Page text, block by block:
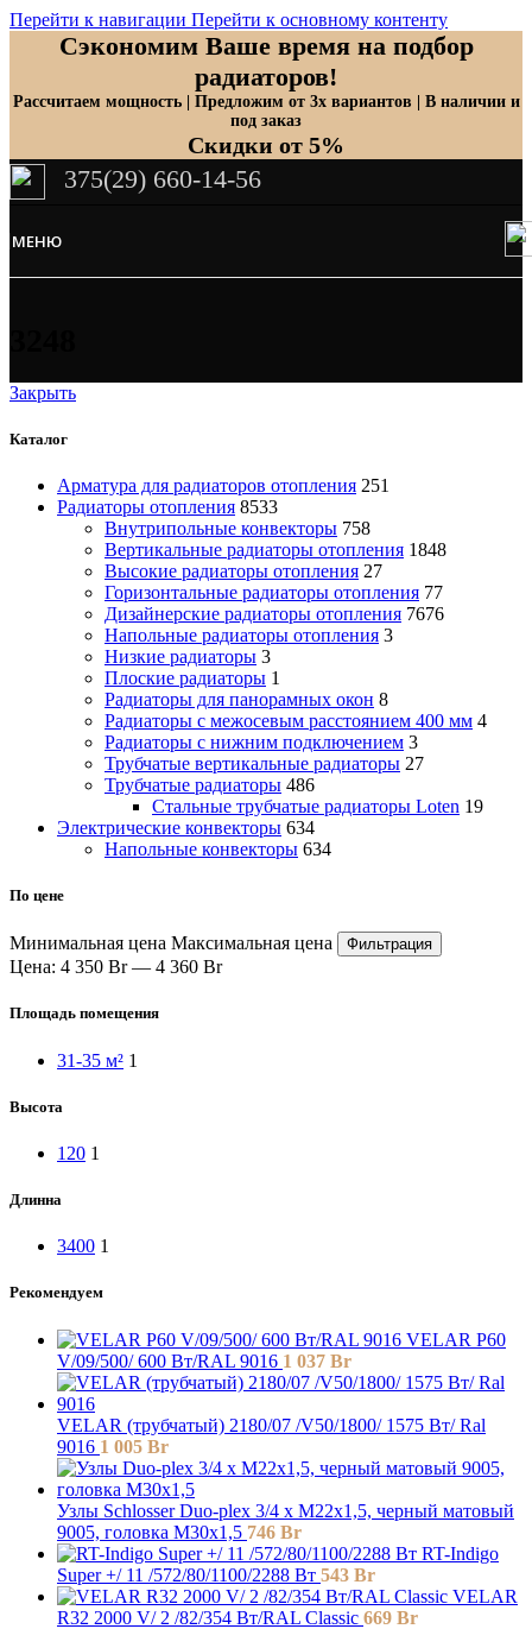
Перейти к навигации Перейти к основному контенту
Сэкономим Ваше время на подбор
радиаторов!
Рассчитаем мощность | Предложим от 3х вариантов | В наличии и
под заказ
Скидки от 5%
375(29) 660-14-56
МЕНЮ
Закрыть
Каталог
Арматура для радиаторов отопления 251
Радиаторы отопления 8533
Внутрипольные конвекторы 758
Вертикальные радиаторы отопления 1848
Высокие радиаторы отопления 27
Горизонтальные радиаторы отопления 77
Дизайнерские радиаторы отопления 7676
Напольные радиаторы отопления 3
Низкие радиаторы 3
Плоские радиаторы 1
Радиаторы для панорамных окон 8
Радиаторы с межосевым расстоянием 400 мм 4
Радиаторы с нижним подключением 3
Трубчатые вертикальные радиаторы 27
Трубчатые радиаторы 486
Cтальные трубчатые радиаторы Loten 19
Электрические конвекторы 634
Напольные конвекторы 634
По цене
Минимальная цена Максимальная цена Фильтрация
Цена: 4 350 Br— 4 360 Br
Площадь помещения
31-35 м² 1
Высота
120 1
Длинна
3400 1
Рекомендуем
VELAR P60
V/09/500/ 600 Bт/RAL 9016 1 037 Br
VELAR (трубчатый) 2180/07 /V50/1800/ 1575 Bт/ Ral
9016 1 005 Br
Узлы Schlosser Duo-plex 3/4 x M22x1,5, черный матовый
9005, головка М30х1,5 746 Br
RT-Indigo
Super +/ 11 /572/80/1100/2288 Вт 543 Br
VELAR
R32 2000 V/ 2 /82/354 Вт/RAL Classic 669 Br